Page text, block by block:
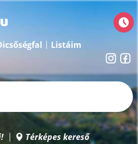
Listáim
Térképes kereső